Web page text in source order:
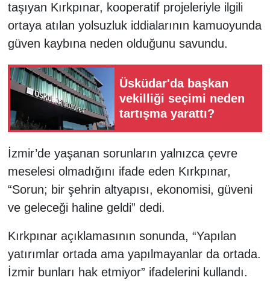
taşıyan Kırkpınar, kooperatif projeleriyle ilgili
ortaya atılan yolsuzluk iddialarının kamuoyunda
güven kaybına neden olduğunu savundu.
Üsküdar'da başkan
vekilliği seçimi neden
tartışma yarattı?
İzmir’de yaşanan sorunların yalnızca çevre
meselesi olmadığını ifade eden Kırkpınar,
“Sorun; bir şehrin altyapısı, ekonomisi, güveni
ve geleceği haline geldi” dedi.
Kırkpınar açıklamasının sonunda, “Yapılan
yatırımlar ortada ama yapılmayanlar da ortada.
İzmir bunları hak etmiyor” ifadelerini kullandı.